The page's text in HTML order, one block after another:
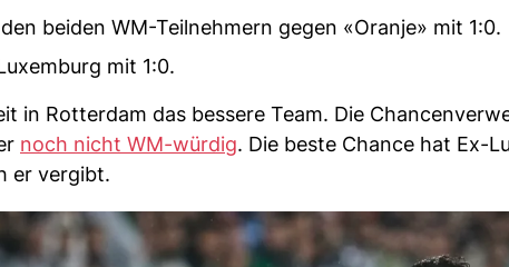
beiden WM-Teilnehmern gegen «Oranje» mit 1:0.
mit 1:0.
in Rotterdam das bessere Team. Die
noch nicht WM-würdig. Die beste Chance hat Ex-
er vergibt.